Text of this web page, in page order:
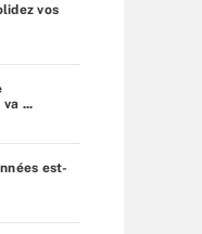
vos
...
est-